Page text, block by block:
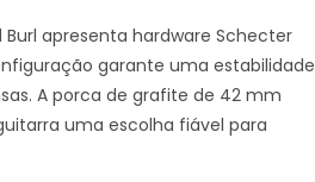
apresenta hardware Schecter
garante uma estabilidade
A porca de grafite de 42 mm
uma escolha fiável para